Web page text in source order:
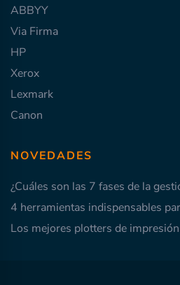
ABBYY
Via Firma
HP
Xerox
Lexmark
Canon
NOVEDADES
¿Cuáles son las 7 fases de la
4 herramientas indispensables
Los mejores plotters de